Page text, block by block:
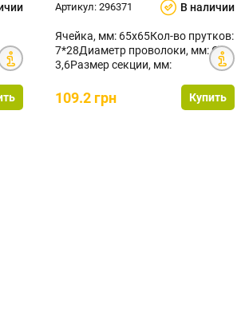
Артикул:296371 В наличии
Ячейка, мм: 65х65Кол-во прутков:
7*28Диаметр проволоки, мм: Ø
3,6Размер секции, мм:
109.2 грн Купить